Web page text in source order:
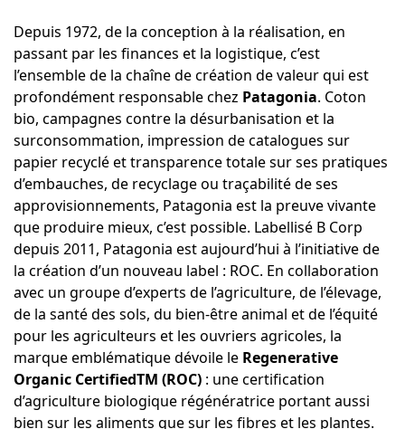
Depuis 1972, de la conception à la réalisation, en
passant par les finances et la logistique, c’est
l’ensemble de la chaîne de création de valeur qui est
profondément responsable chez Patagonia. Coton
bio, campagnes contre la désurbanisation et la
surconsommation, impression de catalogues sur
papier recyclé et transparence totale sur ses pratiques
d’embauches, de recyclage ou traçabilité de ses
approvisionnements, Patagonia est la preuve vivante
que produire mieux, c’est possible. Labellisé B Corp
depuis 2011, Patagonia est aujourd’hui à l’initiative de
la création d’un nouveau label : ROC. En collaboration
avec un groupe d’experts de l’agriculture, de l’élevage,
de la santé des sols, du bien-être animal et de l’équité
pour les agriculteurs et les ouvriers agricoles, la
marque emblématique dévoile le Regenerative
Organic CertifiedTM (ROC): une certification
d’agriculture biologique régénératrice portant aussi
bien sur les aliments que sur les fibres et les plantes.